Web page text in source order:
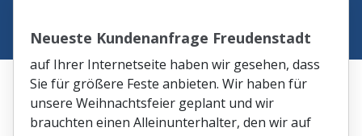
Neueste Kundenanfrage Freudenstadt
auf Ihrer Internetseite haben wir gesehen, dass
Sie für größere Feste anbieten. Wir haben für
unsere Weihnachtsfeier geplant und wir
brauchten einen Alleinunterhalter, den wir auf